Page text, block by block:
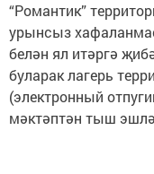
“Романтик”
урынсыз
белән ял итәргә
буларак лагерь
(электронный
мәктәптән тыш